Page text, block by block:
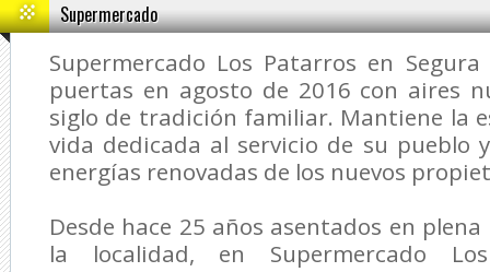
Supermercado
Supermercado Los Patarros en
puertas en agosto de 2016 con aires
siglo de tradición familiar. Mantiene la
vida dedicada al servicio de su pueblo
energías renovadas de los nuevos
Desde hace 25 años asentados en plena
la localidad, en Supermercado